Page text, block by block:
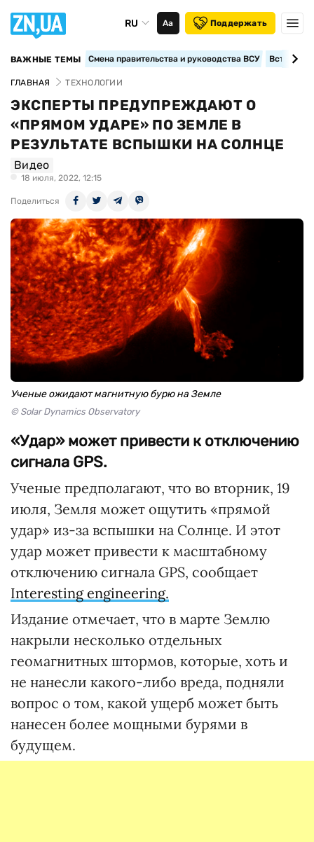
RU Аа Поддержать
ВАЖНЫЕ ТЕМЫ Смена правительства и руководства ВСУ
ГЛАВНАЯ ТЕХНОЛОГИИ
ЭКСПЕРТЫ ПРЕДУПРЕЖДАЮТ О
«ПРЯМОМ УДАРЕ» ПО ЗЕМЛЕ В
РЕЗУЛЬТАТЕ ВСПЫШКИ НА СОЛНЦЕ
Видео
18 июля, 2022, 12:15
Поделиться
Ученые ожидают магнитную бурю на Земле
© Solar Dynamics Observatory
«Удар» может привести к отключению
сигнала GPS.
Ученые предполагают, что во вторник, 19
июля, Земля может ощутить «прямой
удар» из-за вспышки на Солнце. И этот
удар может привести к масштабному
отключению сигнала GPS, сообщает
Interesting engineering.
Издание отмечает, что в марте Землю
накрыли несколько отдельных
геомагнитных штормов, которые, хоть и
не нанесли какого-либо вреда, подняли
вопрос о том, какой ущерб может быть
нанесен более мощными бурями в
будущем.